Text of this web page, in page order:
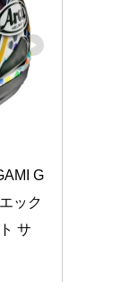
G
ック
サ